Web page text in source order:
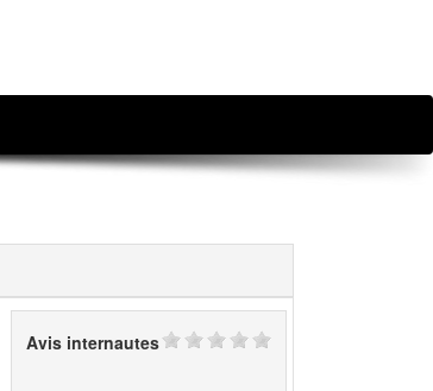
Avis internautes